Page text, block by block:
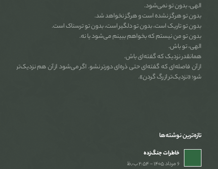
الهی، بدون تو نمی‌شود.
بدون تو هرگز نشده است و هرگز نخواهد شد.
بدون تو تاریک است، بدون تو دلگیر است، بدون تو ترسناک است.
بدون تو من نیستم که بخواهم ببینم می‌شود یا نه.
الهی، تو باش.
همانقدر نزدیک که گفته‌ای باش.
از آن فاصله‌ای که گفته‌ای حتی ذره‌ای دورتر نشو. اگر می‌شود از آن هم نزدیک‌تر
شو؛ «نزدیک‌تر از رگ گردن».
تازه‌ترین نوشته‌ها
خاطرات جنگ‌‌زده
۶ مرداد ۱۴۰۵ - ۲:۵۴ ب٫ظ